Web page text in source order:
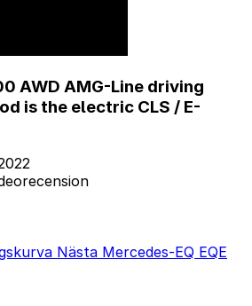
AWD AMG-Line driving
is the electric CLS / E-
Nästa Mercedes-EQ EQE